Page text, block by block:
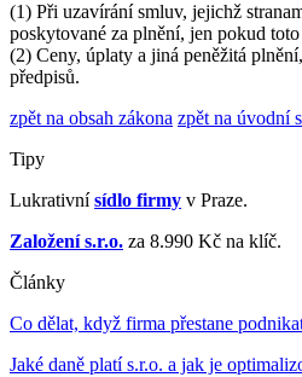
(1) Při uzavírání smluv, jejichž
poskytované za plnění, jen pokud
(2) Ceny, úplaty a jiná peněžitá
předpisů.
zpět na obsah zákona zpět na úvodní
Tipy
Lukrativnísídlo firmy v Praze.
Založení s.r.o. za 8.990 Kč na klíč.
Články
Co dělat, když firma přestane
Jaké daně platí s.r.o. a jak je